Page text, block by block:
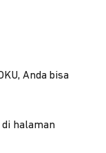
Anda bisa
halaman